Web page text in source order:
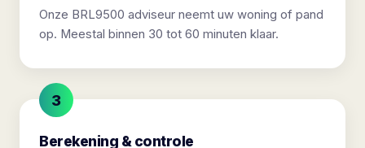
Onze BRL9500 adviseur neemt uw woning of pand
op. Meestal binnen 30 tot 60 minuten klaar.
Berekening & controle